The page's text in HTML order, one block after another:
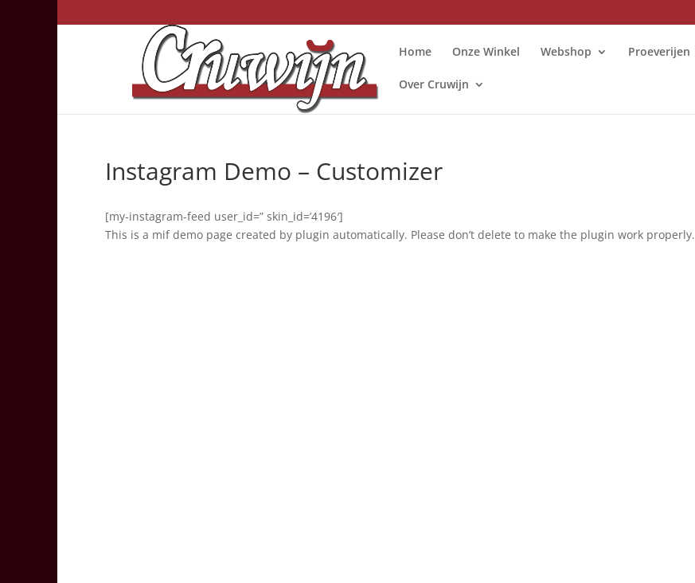
Home Onze Winkel Webshop Proeverijen
Over Cruwijn
Instagram Demo – Customizer
[my-instagram-feed user_id=” skin_id=’4196′]
This is a mif demo page created by plugin automatically. Please don’t delete to make the plugin work properly.